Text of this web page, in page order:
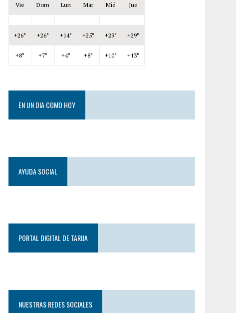
Vie Dom Lun Mar Mié Jue
+26° +26° +14° +25° +29° +29°
+8° +7° +4° +8° +10° +13°
EN UN DIA COMO HOY
AYUDA SOCIAL
PORTAL DIGITAL DE TARIJA
NUESTRAS REDES SOCIALES